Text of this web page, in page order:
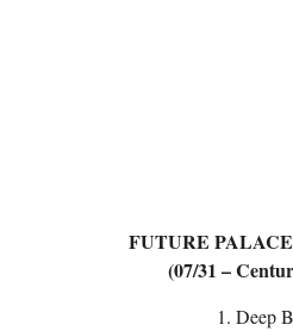
FUTURE PALACE
(07/31 –
1. Deep